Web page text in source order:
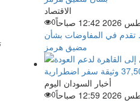
الاقتصاد
0
تقدم في المفاوضات بشأن
مضيق هرمز
أخبار السودان اليوم
0